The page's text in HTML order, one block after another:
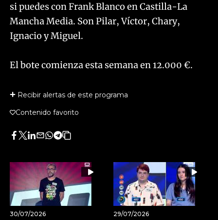
si puedes con Frank Blanco en Castilla-La
Mancha Media. Son Pilar, Víctor, Chary,
Ignacio y Miguel.
El bote comienza esta semana en 12.000 €.
Recibir alertas de este programa
Contenido favorito
Facebook
Twitter
LinkedIn
Enviar
Whatsapp
Telegram
Copiar
artículo
30/07/2026 29/07/2026